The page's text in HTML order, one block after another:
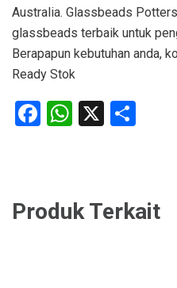
Australia. Glassbeads
glassbeads terbaik untuk
Berapapun kebutuhan anda,
Ready Stok
Facebook
WhatsApp
X
Produk Terkait